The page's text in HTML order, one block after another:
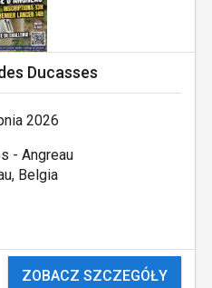
Ducasses
2026
- Angreau
Belgia
ZOBACZ SZCZEGÓŁY